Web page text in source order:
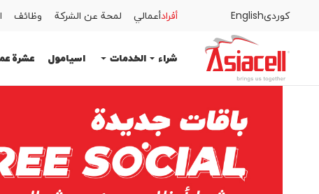
لمحة عن الشركة
الخدمات
كوردىEnglish أفرادأعمالي لمحة عن الشركة وظائف
شراء الخدمات اسيامول عشرة